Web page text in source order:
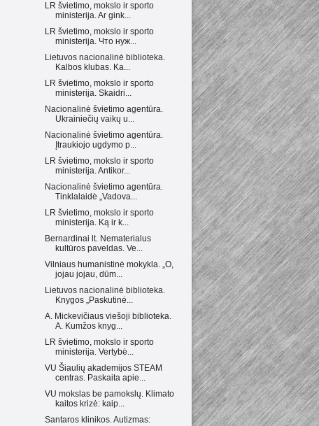
LR švietimo, mokslo ir sporto
ministerija. Ar gink...
LR švietimo, mokslo ir sporto
ministerija. Что нуж...
Lietuvos nacionalinė biblioteka.
Kalbos klubas. Ka...
LR švietimo, mokslo ir sporto
ministerija. Skaidri...
Nacionalinė švietimo agentūra.
Ukrainiečių vaikų u...
Nacionalinė švietimo agentūra.
Įtraukiojo ugdymo p...
LR švietimo, mokslo ir sporto
ministerija. Antikor...
Nacionalinė švietimo agentūra.
Tinklalaidė „Vadova...
LR švietimo, mokslo ir sporto
ministerija. Ką ir k...
Bernardinai lt. Nematerialus
kultūros paveldas. Ve...
Vilniaus humanistinė mokykla. „O,
jojau jojau, dūm...
Lietuvos nacionalinė biblioteka.
Knygos „Paskutinė...
A. Mickevičiaus viešoji biblioteka.
A. Kumžos knyg...
LR švietimo, mokslo ir sporto
ministerija. Vertybė...
VU Šiaulių akademijos STEAM
centras. Paskaita apie...
VU mokslas be pamokslų. Klimato
kaitos krizė: kaip...
Santaros klinikos. Autizmas: